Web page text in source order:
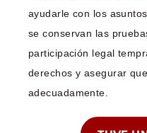
ayudarle con los
se conservan las
participación legal
derechos y asegurar
adecuadamente.